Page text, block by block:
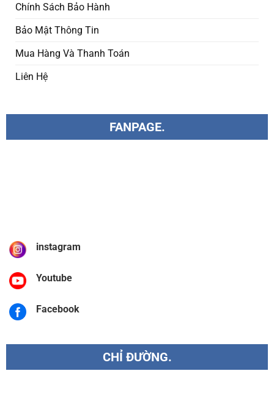
Chính Sách Bảo Hành
Bảo Mật Thông Tin
Mua Hàng Và Thanh Toán
Liên Hệ
FANPAGE.
instagram
Youtube
Facebook
CHỈ ĐƯỜNG.